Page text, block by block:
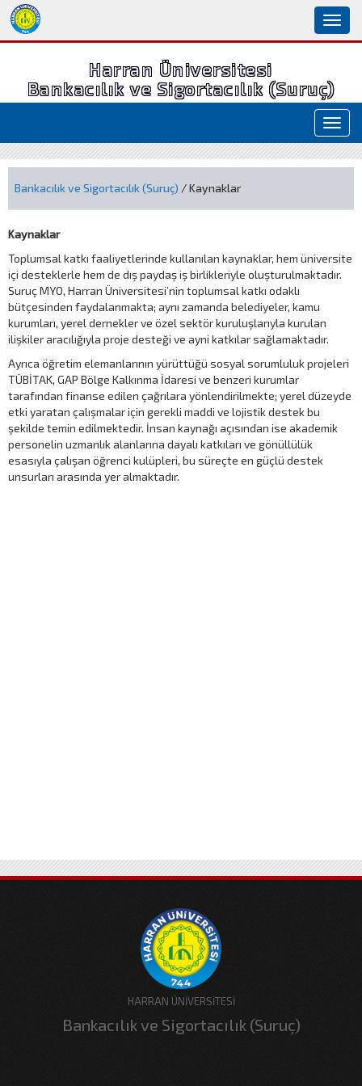
Harran Üniversitesi
Bankacılık ve Sigortacılık (Suruç)
Bankacılık ve Sigortacılık (Suruç) / Kaynaklar
Kaynaklar
Toplumsal katkı faaliyetlerinde kullanılan kaynaklar, hem üniversite
içi desteklerle hem de dış paydaş iş birlikleriyle oluşturulmaktadır.
Suruç MYO, Harran Üniversitesi’nin toplumsal katkı odaklı
bütçesinden faydalanmakta; aynı zamanda belediyeler, kamu
kurumları, yerel dernekler ve özel sektör kuruluşlarıyla kurulan
ilişkiler aracılığıyla proje desteği ve ayni katkılar sağlamaktadır.
Ayrıca öğretim elemanlarının yürüttüğü sosyal sorumluluk projeleri
TÜBİTAK, GAP Bölge Kalkınma İdaresi ve benzeri kurumlar
tarafından finanse edilen çağrılara yönlendirilmekte; yerel düzeyde
etki yaratan çalışmalar için gerekli maddi ve lojistik destek bu
şekilde temin edilmektedir. İnsan kaynağı açısından ise akademik
personelin uzmanlık alanlarına dayalı katkıları ve gönüllülük
esasıyla çalışan öğrenci kulüpleri, bu süreçte en güçlü destek
unsurları arasında yer almaktadır.
HARRAN ÜNİVERSİTESİ
Bankacılık ve Sigortacılık (Suruç)